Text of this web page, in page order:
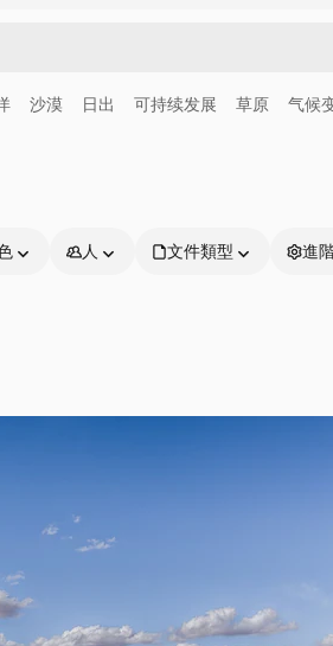
沙漠 日出 可持续发展 草原 气候
人 文件類型 進
生成器
客服